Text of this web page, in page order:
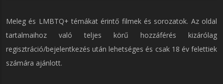
Meleg és LMBTQ+ témákat érintő filmek és sorozatok. Az oldal
tartalmaihoz való teljes körű hozzáférés kizárólag
regisztráció/bejelentkezés után lehetséges és csak 18 év felettiek
számára ajánlott.